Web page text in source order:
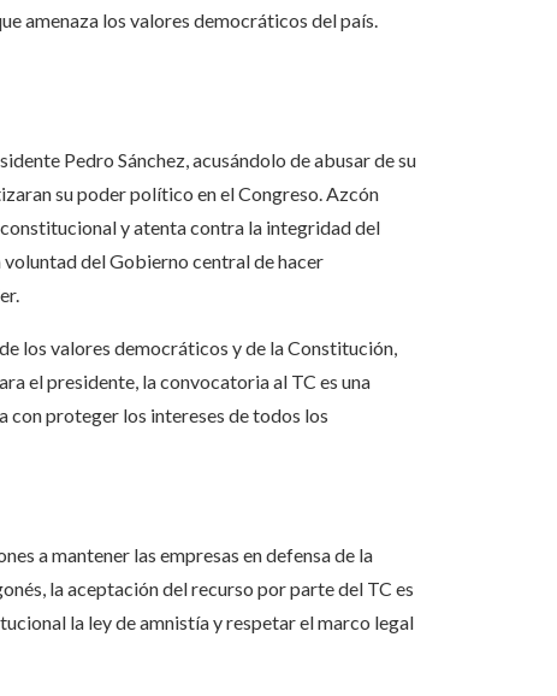
amenaza los valores democráticos del país.
Pedro Sánchez, acusándolo de abusar de su
su poder político en el Congreso. Azcón
y atenta contra la integridad del
voluntad del Gobierno central de hacer
los valores democráticos y de la Constitución,
el presidente, la convocatoria al TC es una
con proteger los intereses de todos los
a mantener las empresas en defensa de la
la aceptación del recurso por parte del TC es
la ley de amnistía y respetar el marco legal